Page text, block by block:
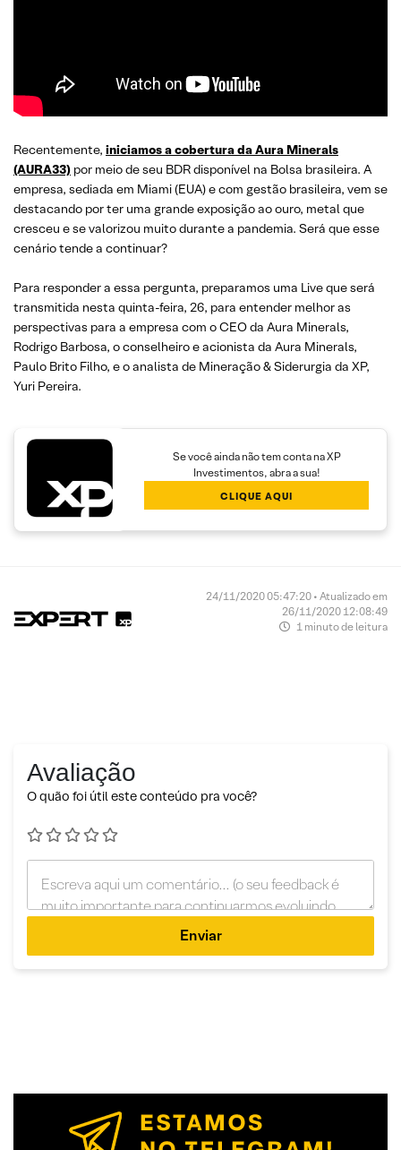
Recentemente, iniciamos a cobertura da Aura Minerals
(AURA33) por meio de seu BDR disponível na Bolsa brasileira. A
empresa, sediada em Miami (EUA) e com gestão brasileira, vem se
destacando por ter uma grande exposição ao ouro, metal que
cresceu e se valorizou muito durante a pandemia. Será que esse
cenário tende a continuar?
Para responder a essa pergunta, preparamos uma Live que será
transmitida nesta quinta-feira, 26, para entender melhor as
perspectivas para a empresa com o CEO da Aura Minerals,
Rodrigo Barbosa, o conselheiro e acionista da Aura Minerals,
Paulo Brito Filho, e o analista de Mineração & Siderurgia da XP,
Yuri Pereira.
Se você ainda não tem conta na XP
Investimentos, abra a sua!
CLIQUE AQUI
24/11/2020 05:47:20 • Atualizado em
26/11/2020 12:08:49
1 minuto de leitura
Avaliação
O quão foi útil este conteúdo pra você?
Enviar